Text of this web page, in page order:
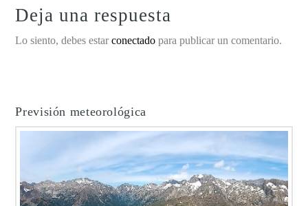
Deja una respuesta
Lo siento, debes estarconectado para publicar un comentario.
Previsión meteorológica